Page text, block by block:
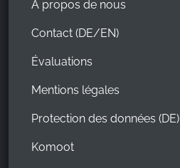
À propos de nous
Contact (DE/EN)
Évaluations
Mentions légales
Protection des données (DE)
Komoot